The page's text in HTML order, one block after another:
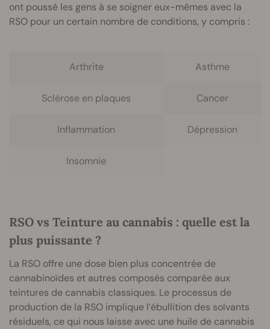
ont poussé les gens à se soigner eux-mêmes avec la
RSO pour un certain nombre de conditions, y compris :
Arthrite Asthme
Sclérose en plaques Cancer
Inflammation Dépression
Insomnie
RSO vs Teinture au cannabis : quelle est la
plus puissante ?
La RSO offre une dose bien plus concentrée de
cannabinoïdes et autres composés comparée aux
teintures de cannabis classiques. Le processus de
production de la RSO implique l’ébullition des solvants
résiduels, ce qui nous laisse avec une huile de cannabis